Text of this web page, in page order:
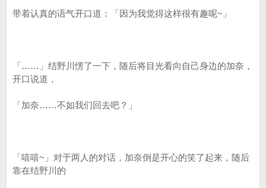
带着认真的语气开口道：「因为我觉得这样很有趣呢~」
「……」结野川愣了一下，随后将目光看向自己身边的加奈，
开口说道，
「加奈……不如我们回去吧？」
「嘻嘻~」对于两人的对话，加奈倒是开心的笑了起来，随后
靠在结野川的